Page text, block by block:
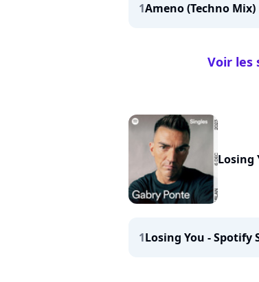
1Ameno (Techno Mix)
Voir les
Losing
1Losing You - Spotify